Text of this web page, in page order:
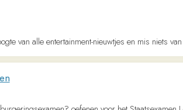
and worksheets in ✓ English ✓ Spanish ✓ French ✓